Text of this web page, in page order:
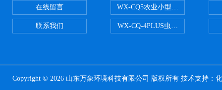
在线留言
联系我们
WX-CQ5农业小型气象站
WX-CQ-4PLUS虫情测报灯
Copyright © 2026 山东万象环境科技有限公司 版权所有 技术支持：